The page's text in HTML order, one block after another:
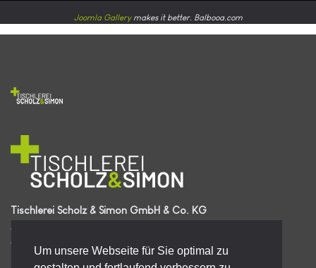
Um unsere Webseite für Sie optimal zu
Joomla Gallerymakes it better. Balbooa.com
Tischlerei Scholz & Simon GmbH & Co. KG
49413 Dinklage